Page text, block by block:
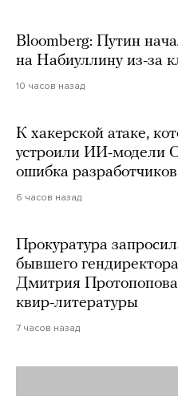
Bloomberg: Путин
на Набиуллину из-за
10 часов назад
К хакерской атаке,
устроили ИИ-модели
ошибка
6 часов назад
Прокуратура
бывшего
Дмитрия
квир-литературы
7 часов назад